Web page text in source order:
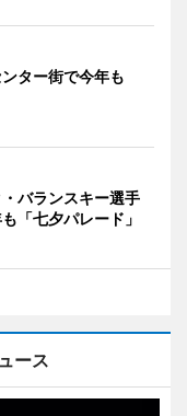
ター街で今年も
バランスキー選手
「七夕パレード」
ース